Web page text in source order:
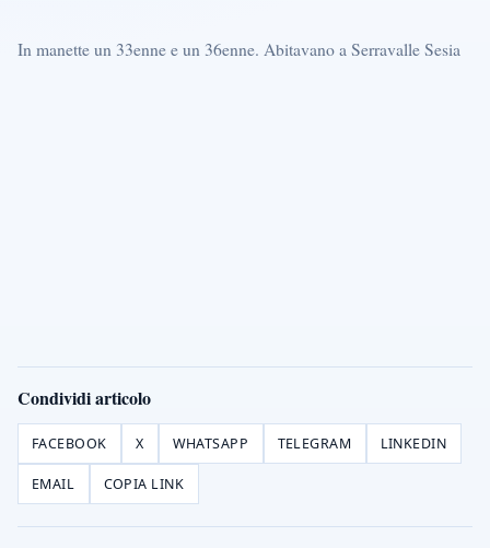
In manette un 33enne e un 36enne. Abitavano a Serravalle Sesia
Condividi articolo
FACEBOOK X WHATSAPP TELEGRAM LINKEDIN
EMAIL COPIA LINK